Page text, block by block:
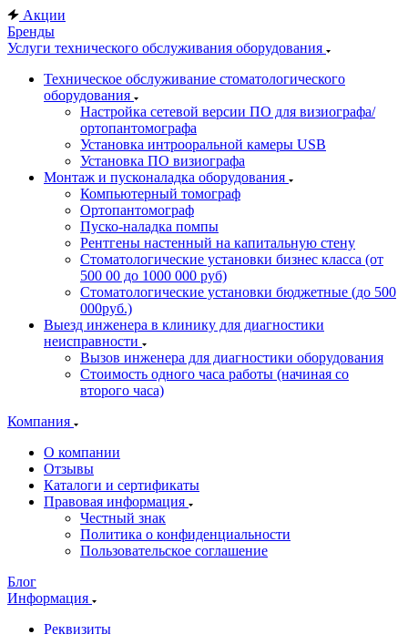
Акции
Бренды
Услуги технического обслуживания оборудования
Техническое обслуживание стоматологического
оборудования
Настройка сетевой версии ПО для визиографа/
ортопантомографа
Установка интрооральной камеры USB
Установка ПО визиографа
Монтаж и пусконаладка оборудования
Компьютерный томограф
Ортопантомограф
Пуско-наладка помпы
Рентгены настенный на капитальную стену
Стоматологические установки бизнес класса (от
500 00 до 1000 000 руб)
Стоматологические установки бюджетные (до 500
000руб.)
Выезд инженера в клинику для диагностики
неисправности
Вызов инженера для диагностики оборудования
Стоимость одного часа работы (начиная со
второго часа)
Компания
О компании
Отзывы
Каталоги и сертификаты
Правовая информация
Честный знак
Политика о конфиденциальности
Пользовательское соглашение
Блог
Информация
Реквизиты